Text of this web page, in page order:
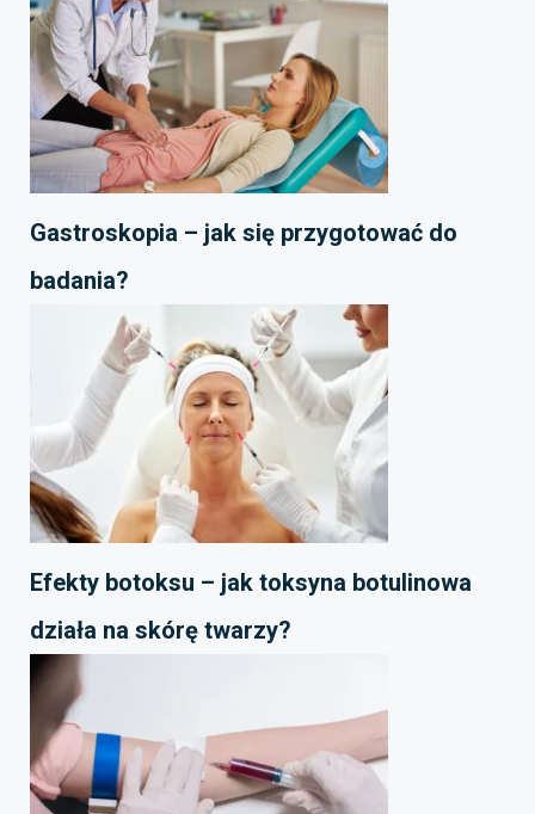
Gastroskopia – jak się przygotować do
badania?
Efekty botoksu – jak toksyna botulinowa
działa na skórę twarzy?